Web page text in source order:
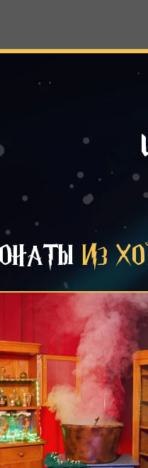
ИЗ